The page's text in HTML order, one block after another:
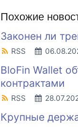
Похожие
Законен ли
RSS
BloFin Wallet
контрактами
RSS
Крупные